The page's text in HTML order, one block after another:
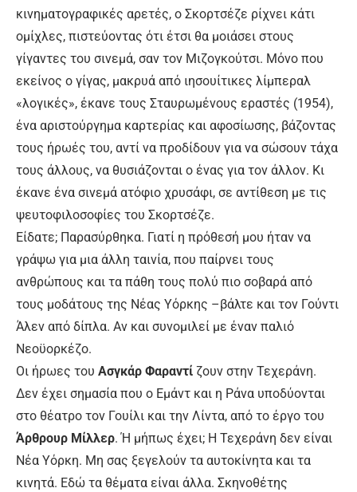
κινηματογραφικές αρετές, ο Σκορτσέζε ρίχνει κάτι
ομίχλες, πιστεύοντας ότι έτσι θα μοιάσει στους
γίγαντες του σινεμά, σαν τον Μιζογκούτσι. Μόνο που
εκείνος ο γίγας, μακρυά από ιησουίτικες λίμπεραλ
«λογικές», έκανε τους Σταυρωμένους εραστές (1954),
ένα αριστούργημα καρτερίας και αφοσίωσης, βάζοντας
τους ήρωές του, αντί να προδίδουν για να σώσουν τάχα
τους άλλους, να θυσιάζονται ο ένας για τον άλλον. Κι
έκανε ένα σινεμά ατόφιο χρυσάφι, σε αντίθεση με τις
ψευτοφιλοσοφίες του Σκορτσέζε.
Είδατε; Παρασύρθηκα. Γιατί η πρόθεσή μου ήταν να
γράψω για μια άλλη ταινία, που παίρνει τους
ανθρώπους και τα πάθη τους πολύ πιο σοβαρά από
τους μοδάτους της Νέας Υόρκης –βάλτε και τον Γούντι
Άλεν από δίπλα. Αν και συνομιλεί με έναν παλιό
Νεοϋορκέζο.
Οι ήρωες του Ασγκάρ Φαραντί ζουν στην Τεχεράνη.
Δεν έχει σημασία που ο Εμάντ και η Ράνα υποδύονται
στο θέατρο τον Γουίλι και την Λίντα, από το έργο του
Άρθρουρ Μίλλερ. Ή μήπως έχει; Η Τεχεράνη δεν είναι
Νέα Υόρκη. Μη σας ξεγελούν τα αυτοκίνητα και τα
κινητά. Εδώ τα θέματα είναι άλλα. Σκηνοθέτης